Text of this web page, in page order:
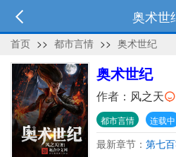
奥术世
首页 >> 都市言情 >> 奥术世纪
奥术世纪
作者： 风之天
都市言情 连载中
最新章节： 第七